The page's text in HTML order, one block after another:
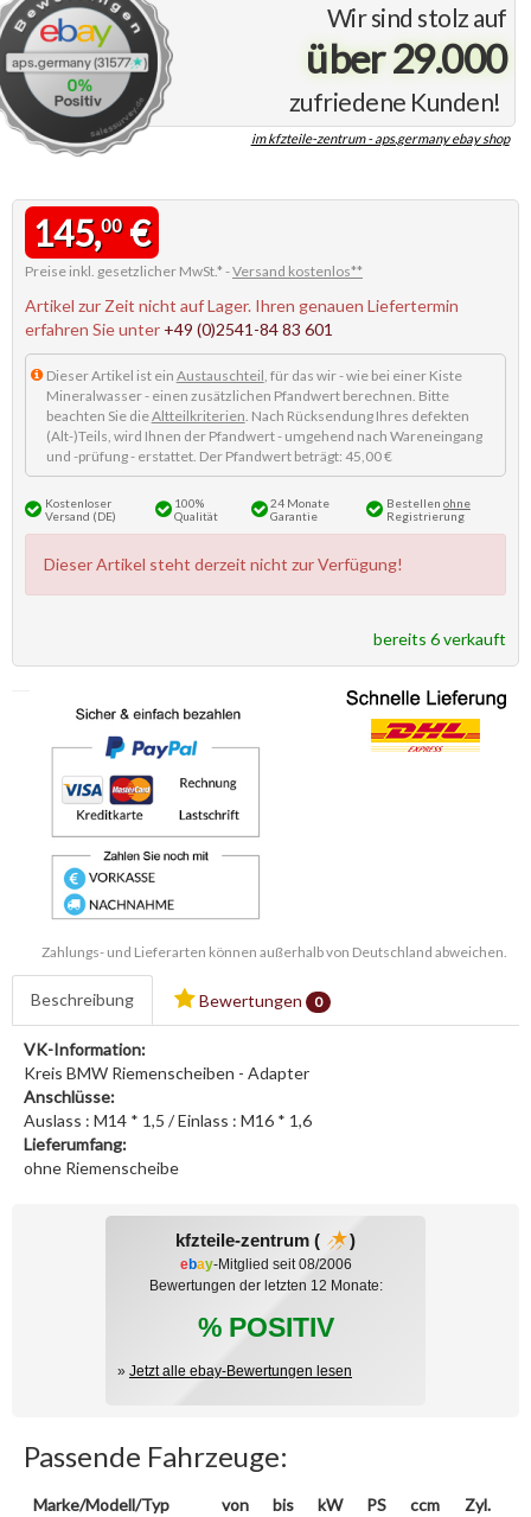
Wir sind stolz auf
über 29.000
zufriedene Kunden!
im kfzteile-zentrum - aps.germany ebay shop
145,00€
Preise inkl. gesetzlicher MwSt.* -Versand kostenlos**
Artikel zur Zeit nicht auf Lager. Ihren genauen Liefertermin
erfahren Sie unter +49 (0)2541-84 83 601
Dieser Artikel ist ein Austauschteil , für das wir - wie bei einer Kiste
Mineralwasser - einen zusätzlichen Pfandwert berechnen. Bitte
beachten Sie dieAltteilkriterien . Nach Rücksendung Ihres defekten
(Alt-)Teils, wird Ihnen der Pfandwert - umgehend nach Wareneingang
und -prüfung - erstattet. Der Pfandwert beträgt: 45,00 €
Kostenloser
Versand (DE)
100%
Qualität
24 Monate
Garantie
Bestellen ohne
Registrierung
Dieser Artikel steht derzeit nicht zur Verfügung!
bereits 6 verkauft
Zahlungs- und Lieferarten können außerhalb von Deutschland abweichen.
Beschreibung Bewertungen 0
VK-Information:
Kreis BMW Riemenscheiben - Adapter
Anschlüsse:
Auslass : M14 * 1,5 / Einlass : M16 * 1,6
Lieferumfang:
ohne Riemenscheibe
kfzteile-zentrum ( )
ebay-Mitglied seit 08/2006
Bewertungen der letzten 12 Monate:
% POSITIV
» Jetzt alle ebay-Bewertungen lesen
Passende Fahrzeuge:
Marke/Modell/Typ von bis kW PS ccm Zyl.